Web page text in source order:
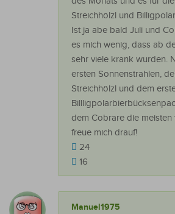
Streichhölzl und
Ist ja abe bald Juli und
es mich wenig, dass ab
sehr viele krank wurden.
ersten Sonnenstrahlen,
Streichhölzl und dem
dem Cobrare die meisten
freue mich drauf!
24
16
Manuel1975